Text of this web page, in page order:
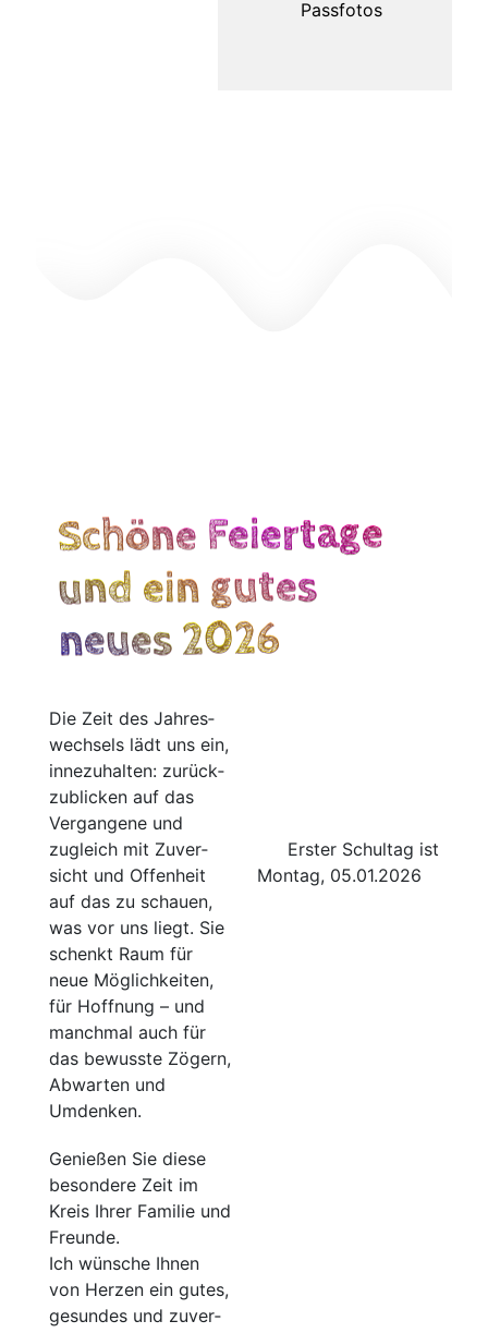
Passfotos
Schöne Feiertage
und ein gutes
neues 2026
Die Zeit des Jah­res­
wech­sels lädt uns ein,
inne­zu­hal­ten: zurück­
zu­bli­cken auf das
Ver­gan­ge­ne und
zugleich mit Zuver­
sicht und Offen­heit
auf das zu schau­en,
was vor uns liegt. Sie
schenkt Raum für
neue Mög­lich­kei­ten,
für Hoff­nung – und
manch­mal auch für
das bewuss­te Zögern,
Abwar­ten und
Umdenken.
Genie­ßen Sie die­se
beson­de­re Zeit im
Kreis Ihrer Fami­lie und
Freun­de.
Ich wün­sche Ihnen
von Her­zen ein gutes,
gesun­des und zuver­
Ers­ter Schul­tag ist
Mon­tag, 05.01.2026